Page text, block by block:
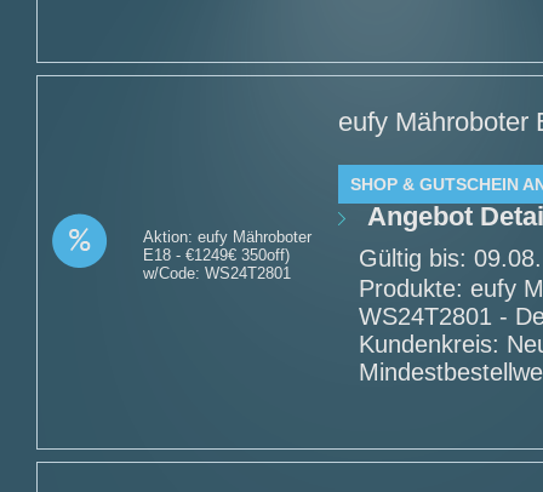
Aktion: eufy Mähroboter
E18 - €1249€ 350off)
w/Code: WS24T2801
eufy Mähroboter
SHOP & GUTSCHEIN
Angebot
Gültig bis:
Produkte: eufy
WS24T2801 -
Kundenkreis: